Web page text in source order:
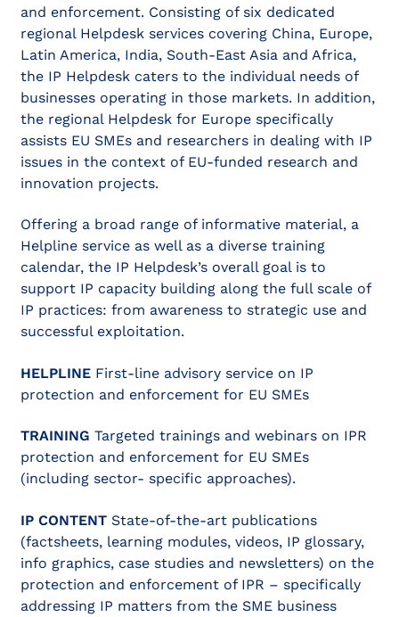
and enforcement. Consisting of six dedicated
regional Helpdesk services covering China, Europe,
Latin America, India, South-East Asia and Africa,
the IP Helpdesk caters to the individual needs of
businesses operating in those markets. In addition,
the regional Helpdesk for Europe specifically
assists EU SMEs and researchers in dealing with IP
issues in the context of EU-funded research and
innovation projects.
Offering a broad range of informative material, a
Helpline service as well as a diverse training
calendar, the IP Helpdesk’s overall goal is to
support IP capacity building along the full scale of
IP practices: from awareness to strategic use and
successful exploitation.
HELPLINEFirst-line advisory service on IP
protection and enforcement for EU SMEs
TRAINING Targeted trainings and webinars on IPR
protection and enforcement for EU SMEs
(including sector- specific approaches).
IP CONTENTState-of-the-art publications
(factsheets, learning modules, videos, IP glossary,
info graphics, case studies and newsletters) on the
protection and enforcement of IPR – specifically
addressing IP matters from the SME business